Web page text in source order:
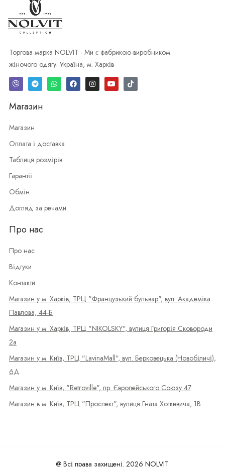
Торгова марка NOLVIT - Ми є фабрикою-виробником
жіночого одягу. Україна, м. Харків
Магазин
Магазин
Оплата і доставка
Таблиця розмірів
Гарантії
Обмін
Догляд за речами
Про нас
Про нас
Відгуки
Контакти
Магазин у м. Харків, ТРЦ "Французький бульвар", вул. Академіка
Павлова, 44-Б
Магазин у м. Харків, ТРЦ "NIKOLSKY", вулиця Григорія Сковороди
2а
Магазин у м. Київ, ТРЦ "LavinaMall", вул. Берковецька (Новобіличі),
6Д
Магазин у м. Київ, "Retroville", пр. Європейського Союзу 47
Магазин в м. Київ, ТРЦ "Проспект", вулиця Гната Хоткевича, 1В
@ Всі права захищені. 2026 NOLVIT.